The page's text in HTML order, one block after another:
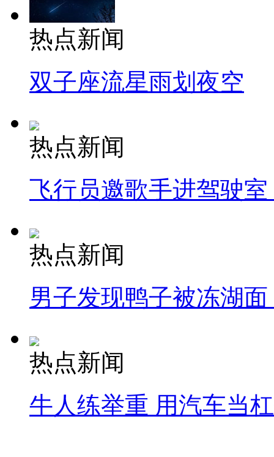
热点新闻
双子座流星雨划夜空
热点新闻
飞行员邀歌手进驾驶
热点新闻
男子发现鸭子被冻湖
热点新闻
牛人练举重 用汽车当